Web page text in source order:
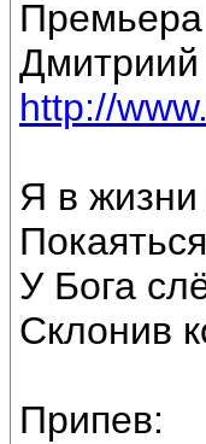
Премьера
Дмитриий
http://
Я в жизни
У Бога
Склонив
Припев: